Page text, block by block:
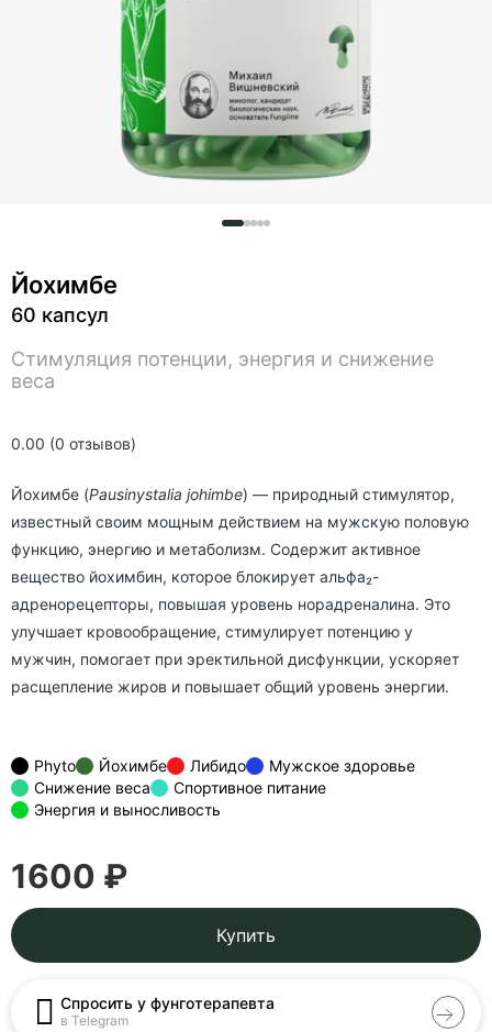
0.00 (0 отзывов)
Йохимбе
60 капсул
Стимуляция потенции, энергия и снижение
веса
Йохимбе (Pausinystalia johimbe) — природный стимулятор,
известный своим мощным действием на мужскую половую
функцию, энергию и метаболизм. Содержит активное
вещество йохимбин, которое блокирует альфа₂-
адренорецепторы, повышая уровень норадреналина. Это
улучшает кровообращение, стимулирует потенцию у
мужчин, помогает при эректильной дисфункции, ускоряет
расщепление жиров и повышает общий уровень энергии.
Phyto Йохимбе Либидо
Мужское здоровье
Снижение веса
Спортивное питание
Энергия и выносливость
1600 ₽
Купить
Спросить у фунготерапевта
в Telegram